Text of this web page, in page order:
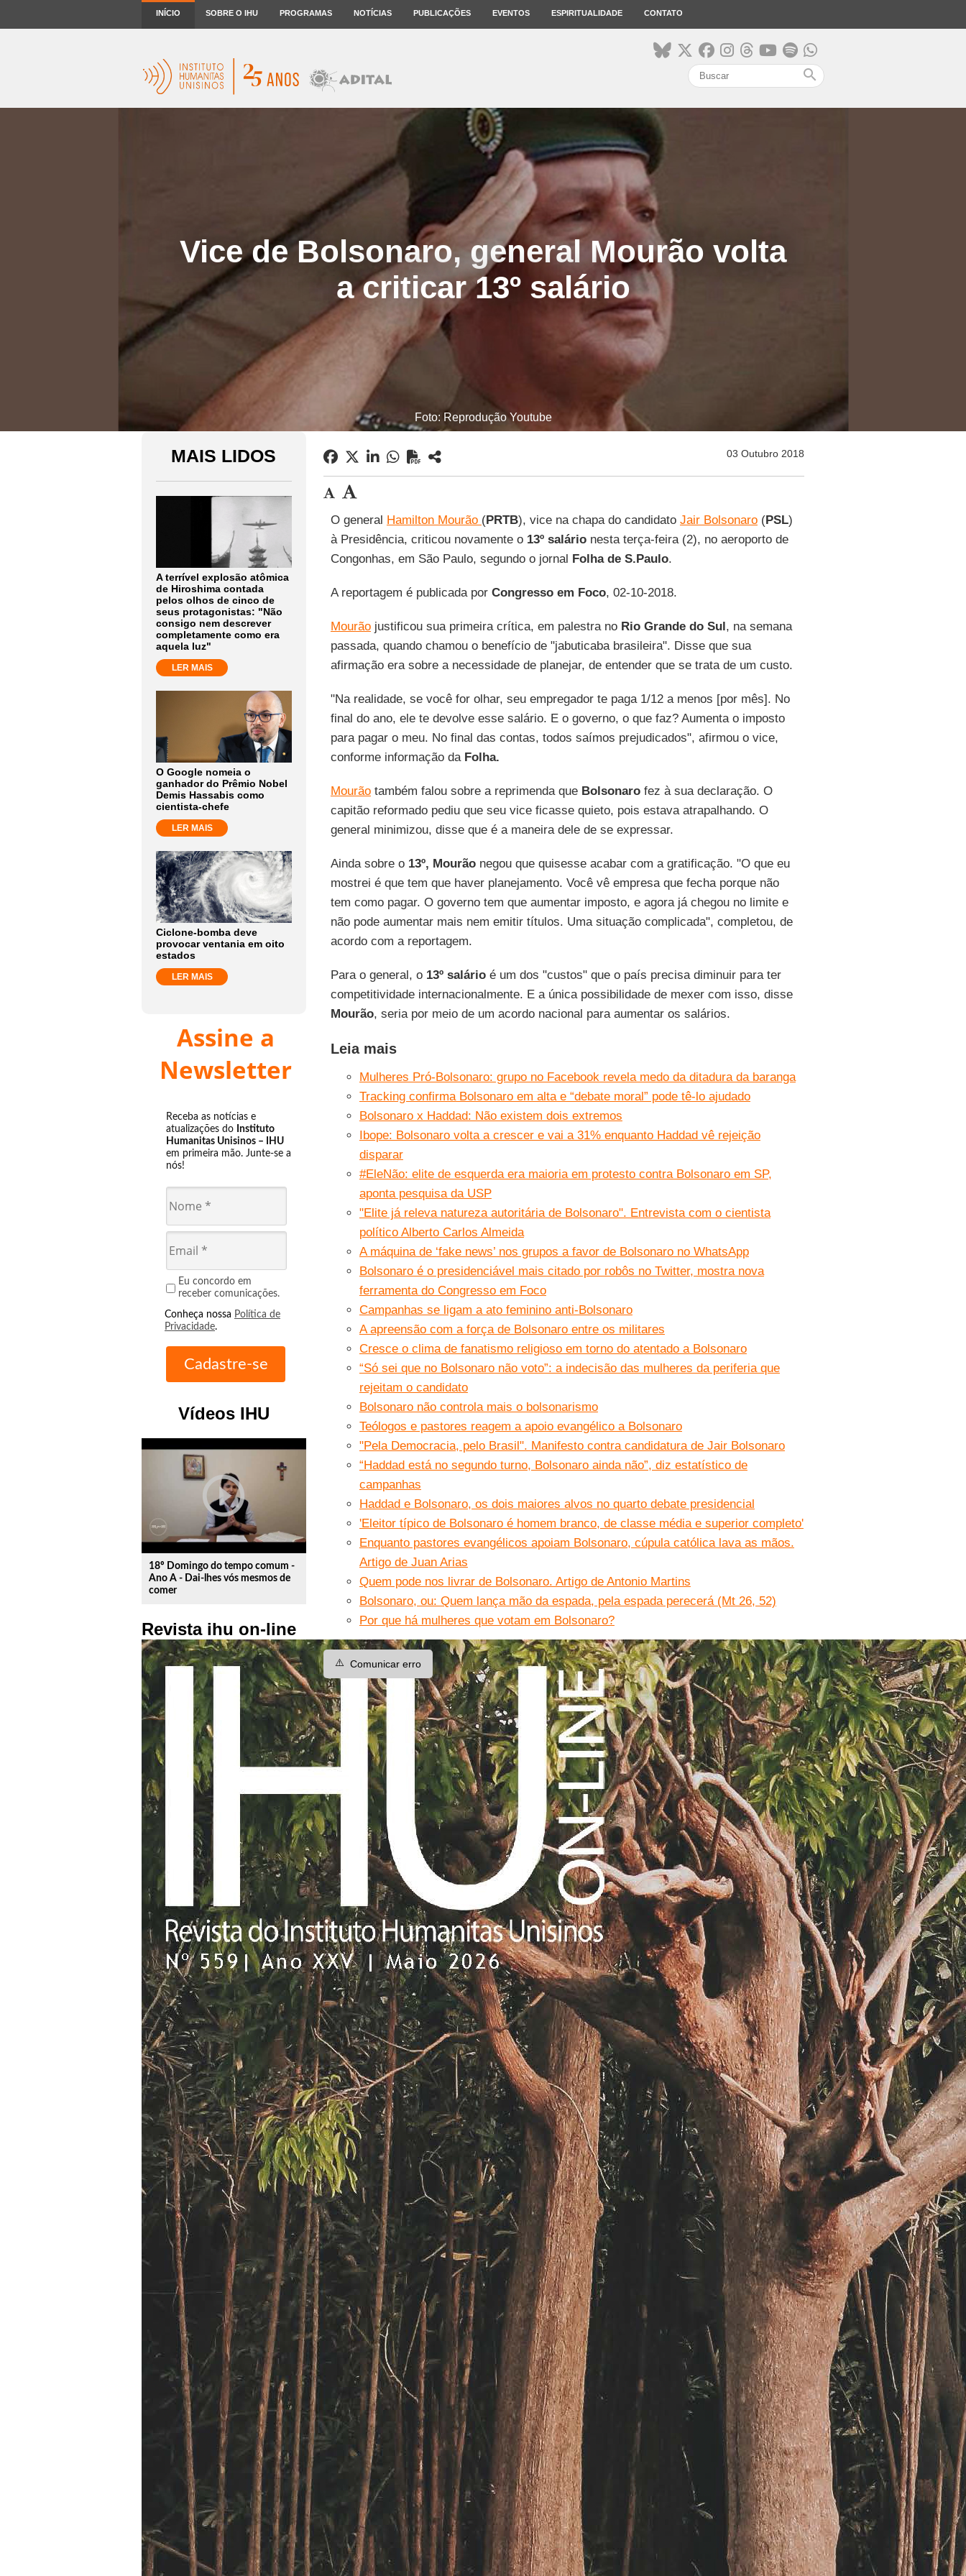
INÍCIO SOBRE O IHU PROGRAMAS NOTÍCIAS PUBLICAÇÕES EVENTOS ESPIRITUALIDADE CONTATO
search
Vice de Bolsonaro, general Mourão volta
a criticar 13º salário
Foto: Reprodução Youtube
MAIS LIDOS
A terrível explosão atômica
de Hiroshima contada
pelos olhos de cinco de
seus protagonistas: "Não
consigo nem descrever
completamente como era
aquela luz"
LER MAIS
O Google nomeia o
ganhador do Prêmio Nobel
Demis Hassabis como
cientista-chefe
LER MAIS
Ciclone-bomba deve
provocar ventania em oito
estados
LER MAIS
Assine a
Newsletter
Receba as notícias e
atualizações do Instituto
Humanitas Unisinos – IHU
em primeira mão. Junte-se a
nós!
Eu concordo em
receber comunicações.
Conheça nossa Política de
Privacidade.
Vídeos IHU
play_circle_outline
18º Domingo do tempo comum -
Ano A - Dai-lhes vós mesmos de
comer
Revista ihu on-line
03 Outubro 2018
O general Hamilton Mourão (PRTB), vice na chapa do candidato Jair Bolsonaro (PSL)
à Presidência, criticou novamente o13º salárionesta terça-feira (2), no aeroporto de
Congonhas, em São Paulo, segundo o jornal Folha de S.Paulo.
A reportagem é publicada por Congresso em Foco, 02-10-2018.
Mourãojustificou sua primeira crítica, em palestra no Rio Grande do Sul, na semana
passada, quando chamou o benefício de "jabuticaba brasileira". Disse que sua
afirmação era sobre a necessidade de planejar, de entender que se trata de um custo.
"Na realidade, se você for olhar, seu empregador te paga 1/12 a menos [por mês]. No
final do ano, ele te devolve esse salário. E o governo, o que faz? Aumenta o imposto
para pagar o meu. No final das contas, todos saímos prejudicados", afirmou o vice,
conforme informação da Folha.
Mourãotambém falou sobre a reprimenda que Bolsonarofez à sua declaração. O
capitão reformado pediu que seu vice ficasse quieto, pois estava atrapalhando. O
general minimizou, disse que é a maneira dele de se expressar.
Ainda sobre o 13º, Mourãonegou que quisesse acabar com a gratificação. "O que eu
mostrei é que tem que haver planejamento. Você vê empresa que fecha porque não
tem como pagar. O governo tem que aumentar imposto, e agora já chegou no limite e
não pode aumentar mais nem emitir títulos. Uma situação complicada", completou, de
acordo com a reportagem.
Para o general, o 13º salárioé um dos "custos" que o país precisa diminuir para ter
competitividade internacionalmente. E a única possibilidade de mexer com isso, disse
Mourão, seria por meio de um acordo nacional para aumentar os salários.
Leia mais
Mulheres Pró-Bolsonaro: grupo no Facebook revela medo da ditadura da baranga
Tracking confirma Bolsonaro em alta e “debate moral” pode tê-lo ajudado
Bolsonaro x Haddad: Não existem dois extremos
Ibope: Bolsonaro volta a crescer e vai a 31% enquanto Haddad vê rejeição
disparar
#EleNão: elite de esquerda era maioria em protesto contra Bolsonaro em SP,
aponta pesquisa da USP
"Elite já releva natureza autoritária de Bolsonaro". Entrevista com o cientista
político Alberto Carlos Almeida
A máquina de ‘fake news’ nos grupos a favor de Bolsonaro no WhatsApp
Bolsonaro é o presidenciável mais citado por robôs no Twitter, mostra nova
ferramenta do Congresso em Foco
Campanhas se ligam a ato feminino anti-Bolsonaro
A apreensão com a força de Bolsonaro entre os militares
Cresce o clima de fanatismo religioso em torno do atentado a Bolsonaro
“Só sei que no Bolsonaro não voto”: a indecisão das mulheres da periferia que
rejeitam o candidato
Bolsonaro não controla mais o bolsonarismo
Teólogos e pastores reagem a apoio evangélico a Bolsonaro
"Pela Democracia, pelo Brasil". Manifesto contra candidatura de Jair Bolsonaro
“Haddad está no segundo turno, Bolsonaro ainda não”, diz estatístico de
campanhas
Haddad e Bolsonaro, os dois maiores alvos no quarto debate presidencial
'Eleitor típico de Bolsonaro é homem branco, de classe média e superior completo'
Enquanto pastores evangélicos apoiam Bolsonaro, cúpula católica lava as mãos.
Artigo de Juan Arias
Quem pode nos livrar de Bolsonaro. Artigo de Antonio Martins
Bolsonaro, ou: Quem lança mão da espada, pela espada perecerá (Mt 26, 52)
Por que há mulheres que votam em Bolsonaro?
⚠️ Comunicar erro